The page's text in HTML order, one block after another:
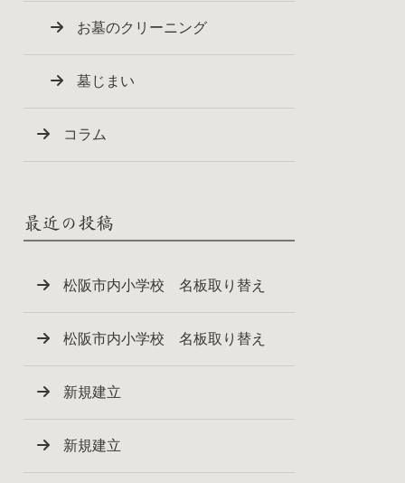
お墓のクリーニング
墓じまい
コラム
最近の投稿
松阪市内小学校 名板取り替え
松阪市内小学校 名板取り替え
新規建立
新規建立